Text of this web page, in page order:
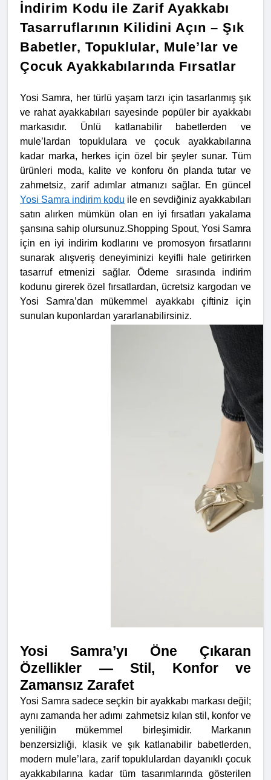
İndirim Kodu ile Zarif Ayakkabı
Tasarruflarının Kilidini Açın – Şık
Babetler, Topuklular, Mule’lar ve
Çocuk Ayakkabılarında Fırsatlar
Yosi Samra, her türlü yaşam tarzı için tasarlanmış şık
ve rahat ayakkabıları sayesinde popüler bir ayakkabı
markasıdır. Ünlü katlanabilir babetlerden ve
mule’lardan topuklulara ve çocuk ayakkabılarına
kadar marka, herkes için özel bir şeyler sunar. Tüm
ürünleri moda, kalite ve konforu ön planda tutar ve
zahmetsiz, zarif adımlar atmanızı sağlar. En güncel
Yosi Samra indirim kodu ile en sevdiğiniz ayakkabıları
satın alırken mümkün olan en iyi fırsatları yakalama
şansına sahip olursunuz.Shopping Spout, Yosi Samra
için en iyi indirim kodlarını ve promosyon fırsatlarını
sunarak alışveriş deneyiminizi keyifli hale getirirken
tasarruf etmenizi sağlar. Ödeme sırasında indirim
kodunu girerek özel fırsatlardan, ücretsiz kargodan ve
Yosi Samra’dan mükemmel ayakkabı çiftiniz için
sunulan kuponlardan yararlanabilirsiniz.
Yosi Samra’yı Öne Çıkaran
Özellikler — Stil, Konfor ve
Zamansız Zarafet
Yosi Samra sadece seçkin bir ayakkabı markası değil;
aynı zamanda her adımı zahmetsiz kılan stil, konfor ve
yeniliğin mükemmel birleşimidir. Markanın
benzersizliği, klasik ve şık katlanabilir babetlerden,
modern mule’lara, zarif topuklulardan dayanıklı çocuk
ayakkabılarına kadar tüm tasarımlarında gösterilen